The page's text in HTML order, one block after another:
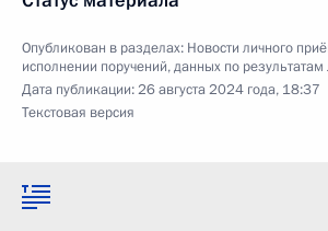
Опубликован в разделах: Новости личного
исполнении поручений, данных по
Дата публикации:26 августа 2024 года, 18:37
Текстовая версия